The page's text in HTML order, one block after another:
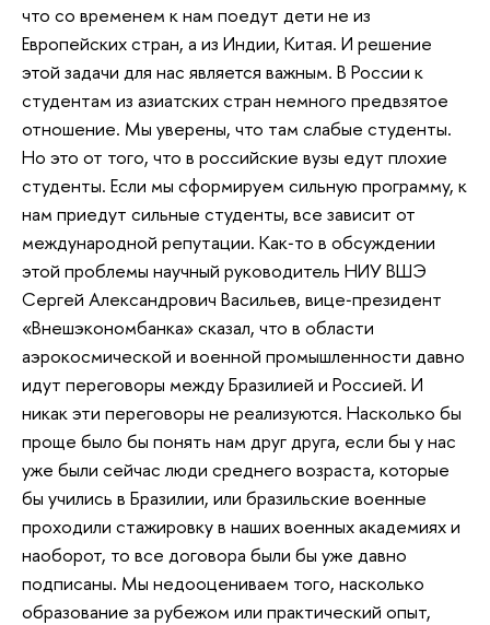
что со временем к нам поедут дети не из
Европейских стран, а из Индии, Китая. И решение
этой задачи для нас является важным. В России к
студентам из азиатских стран немного предвзятое
отношение. Мы уверены, что там слабые студенты.
Но это от того, что в российские вузы едут плохие
студенты. Если мы сформируем сильную программу, к
нам приедут сильные студенты, все зависит от
международной репутации. Как‐то в обсуждении
этой проблемы научный руководитель НИУ ВШЭ
Сергей Александрович Васильев, вице‐президент
«Внешэкономбанка» сказал, что в области
аэрокосмической и военной промышленности давно
идут переговоры между Бразилией и Россией. И
никак эти переговоры не реализуются. Насколько бы
проще было бы понять нам друг друга, если бы у нас
уже были сейчас люди среднего возраста, которые
бы учились в Бразилии, или бразильские военные
проходили стажировку в наших военных академиях и
наоборот, то все договора были бы уже давно
подписаны. Мы недооцениваем того, насколько
образование за рубежом или практический опыт,